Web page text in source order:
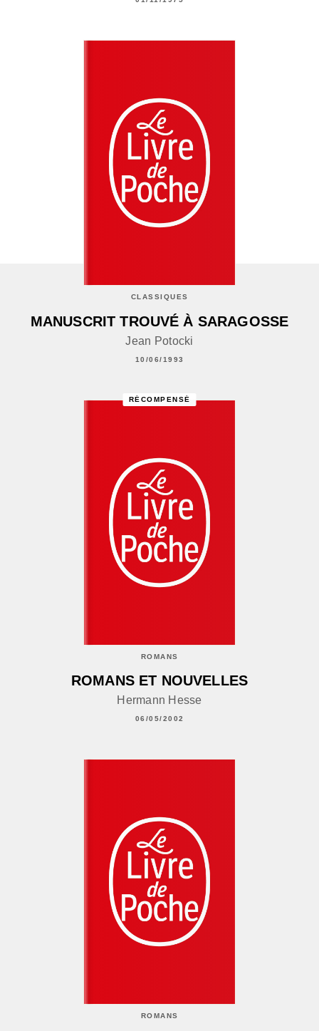
CLASSIQUES
MANUSCRIT TROUVÉ À SARAGOSSE
Jean Potocki
10/06/1993
RÉCOMPENSÉ
ROMANS
ROMANS ET NOUVELLES
Hermann Hesse
06/05/2002
ROMANS